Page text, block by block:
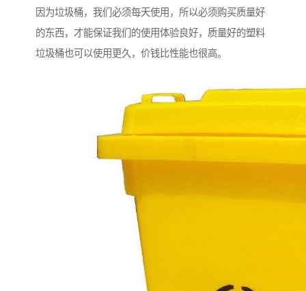
因为垃圾桶，我们必须每天使用，所以必须购买质量好
的东西，才能保证我们的使用体验良好，质量好的塑料
垃圾桶也可以使用更久，价钱比性能也很高。